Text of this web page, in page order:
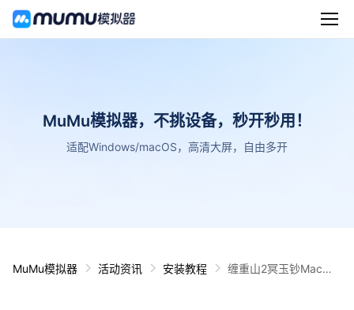
MuMu模拟器，不挑设备，秒开秒用！
适配Windows/macOS，高清大屏，自由多开
MuMu模拟器 活动资讯 安装教程
缠重山2冥玉钞Mac电